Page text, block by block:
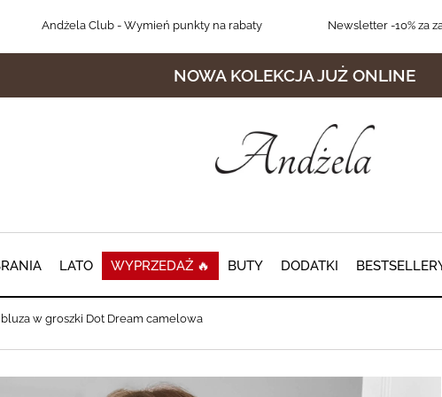
Andżela Club- Wymień punkty na rabaty Newsletter-10% za
NOWA KOLEKCJA JUŻ ONLINE
LATO WYPRZEDAŻ 🔥 BUTY DODATKI
bluza w groszki Dot Dream camelowa